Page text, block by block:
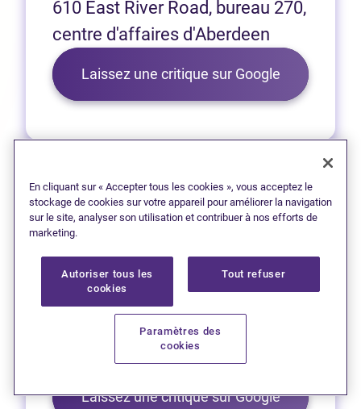
610 East River Road, bureau 270,
centre d'affaires d'Aberdeen
Laissez une critique sur Google(Ouvre
Sydney
1 (902) 567-6262
Obtenez l’itinéraire(Ouvre dans un
90 San'tele'sew Awti, bureau 301,
Place Membertou
Laissez une critique sur Google(Ouvre
En cliquant sur « Accepter tous les cookies », vous acceptez le
stockage de cookies sur votre appareil pour améliorer la navigation
sur le site, analyser son utilisation et contribuer à nos efforts de
marketing.
Autoriser tous les
cookies
Tout refuser
Paramètres des
cookies